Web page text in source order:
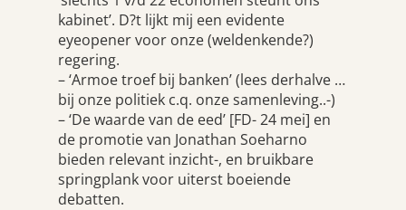
kabinet’. D?t lijkt mij een evidente
eyeopener voor onze (weldenkende?)
regering.
– ‘Armoe troef bij banken’ (lees derhalve …
bij onze politiek c.q. onze samenleving..-)
– ‘De waarde van de eed’ [FD- 24 mei] en
de promotie van Jonathan Soeharno
bieden relevant inzicht-, en bruikbare
springplank voor uiterst boeiende
debatten.